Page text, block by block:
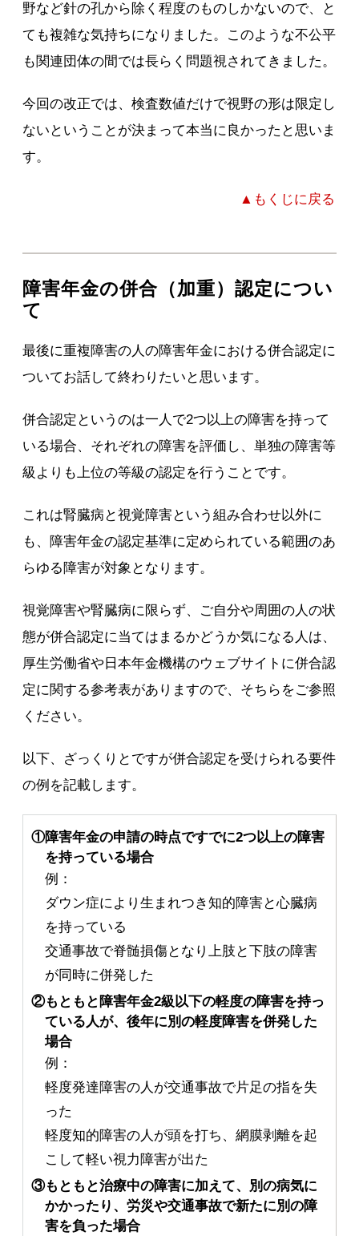
野など針の孔から除く程度のものしかないので、と
ても複雑な気持ちになりました。このような不公平
も関連団体の間では長らく問題視されてきました。
今回の改正では、検査数値だけで視野の形は限定し
ないということが決まって本当に良かったと思いま
す。
▲もくじに戻る
障害年金の併合（加重）認定につい
て
最後に重複障害の人の障害年金における併合認定に
ついてお話して終わりたいと思います。
併合認定というのは一人で2つ以上の障害を持って
いる場合、それぞれの障害を評価し、単独の障害等
級よりも上位の等級の認定を行うことです。
これは腎臓病と視覚障害という組み合わせ以外に
も、障害年金の認定基準に定められている範囲のあ
らゆる障害が対象となります。
視覚障害や腎臓病に限らず、ご自分や周囲の人の状
態が併合認定に当てはまるかどうか気になる人は、
厚生労働省や日本年金機構のウェブサイトに併合認
定に関する参考表がありますので、そちらをご参照
ください。
以下、ざっくりとですが併合認定を受けられる要件
の例を記載します。
①障害年金の申請の時点ですでに2つ以上の障害
を持っている場合
例：
ダウン症により生まれつき知的障害と心臓病
を持っている
交通事故で脊髄損傷となり上肢と下肢の障害
が同時に併発した
②もともと障害年金2級以下の軽度の障害を持っ
ている人が、後年に別の軽度障害を併発した
場合
例：
軽度発達障害の人が交通事故で片足の指を失
った
軽度知的障害の人が頭を打ち、網膜剥離を起
こして軽い視力障害が出た
③もともと治療中の障害に加えて、別の病気に
かかったり、労災や交通事故で新たに別の障
害を負った場合